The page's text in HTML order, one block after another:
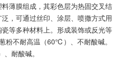
料薄膜组成 ， 其彩色层为热固交叉结
泛 ， 可通过丝印 涂层 喷撒方式用
瓷等多种材料 上 。 形成装饰或反光等
粉不耐高温 （60℃ ） 不耐酸碱。
耐酸碱。